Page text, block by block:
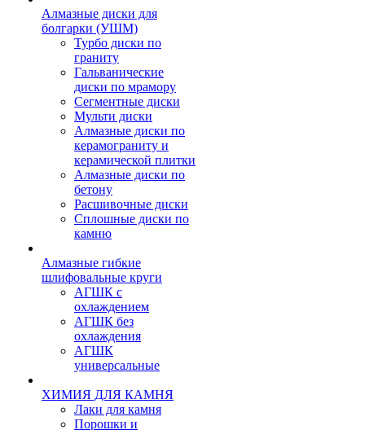
Алмазные диски для
болгарки (УШМ)
Турбо диски по
граниту
Гальванические
диски по мрамору
Сегментные диски
Мульти диски
Алмазные диски по
керамограниту и
керамической плитки
Алмазные диски по
бетону
Расшивочные диски
Сплошные диски по
камню
Алмазные гибкие
шлифовальные круги
АГШК с
охлаждением
АГШК без
охлаждения
АГШК
универсальные
ХИМИЯ ДЛЯ КАМНЯ
Лаки для камня
Порошки и